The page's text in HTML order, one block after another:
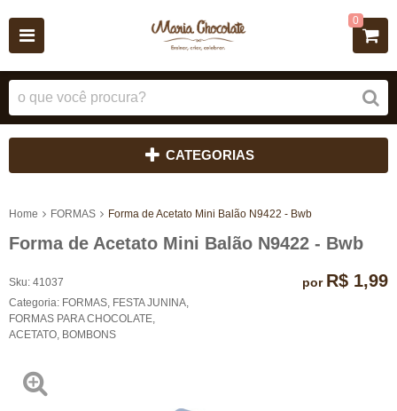
0
CATEGORIAS
Home FORMAS Forma de Acetato Mini Balão N9422 - Bwb
Forma de Acetato Mini Balão N9422 - Bwb
Sku: 41037
Categoria: FORMAS FESTA JUNINA
FORMAS PARA CHOCOLATE
ACETATO BOMBONS
por R$ 1,99